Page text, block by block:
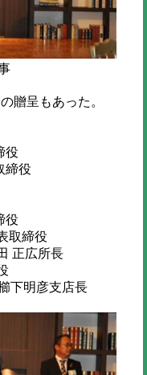
贈呈もあった。
役
締役
役
取締役
正広所長
下明彦支店長